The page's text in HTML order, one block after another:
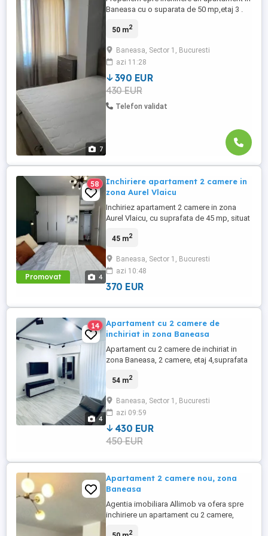
7
Baneasa cu o suparata de 50 mp,etaj 3 .
cele necesare .Vecinatati: Mall Baneasa,
de transport in comun. Pentru mai multe
detalii sunati la numarul afisat.
50 m2
Baneasa, Sector 1, Bucuresti
azi 11:28
390 EUR
430 EUR
Telefon validat
Promovat 4
58
Inchiriere apartament 2 camere in
zona Aurel Vlaicu
Inchiriez apartament 2 camere in zona
Aurel Vlaicu, cu suprafata de 45 mp, situat
mobilat si utilat, curat, bine
zona excelenta, cu acces rapid la metrou
Aurel Vlaicu la 3-4 minute distanta,
Promenada Mall, mijloace ...
45 m2
Baneasa, Sector 1, Bucuresti
azi 10:48
370 EUR
4
14
Apartament cu 2 camere de
inchiriat in zona Baneasa
Apartament cu 2 camere de inchiriat in
zona Baneasa, 2 camere, etaj 4,suprafata
dormitor,baie si balcon, se inchiriaza
aproape de Baneasa Shopping City, parc
Herastrau, magazine si mijloace de
transport in comun.Mai multe detalii ...
54 m2
Baneasa, Sector 1, Bucuresti
azi 09:59
430 EUR
450 EUR
Apartament 2 camere nou, zona
Baneasa
Agentia imobiliara Allimob va ofera spre
inchiriere un apartament cu 2 camere,
2